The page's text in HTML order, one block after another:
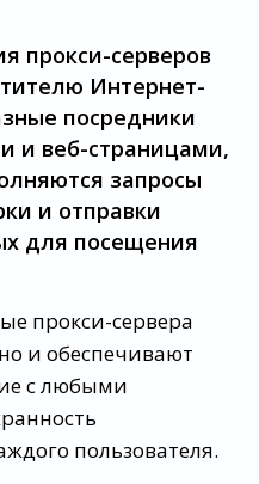
прокси-серверов
Интернет-
посредники
и веб-страницами,
запросы
и отправки
для посещения
прокси-сервера
и обеспечивают
с любыми
пользователя.